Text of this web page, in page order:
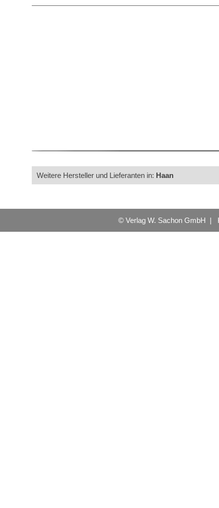
Weitere Hersteller und Lieferanten in: Haan
© Verlag W. Sachon GmbH |